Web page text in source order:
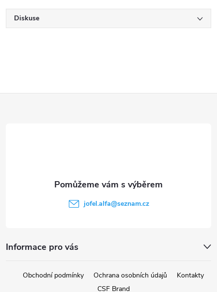
Diskuse
Informace pro vás
jofel.alfa@seznam.cz
Obchodní podmínky Ochrana osobních údajů
Kontakty
CSF Brand